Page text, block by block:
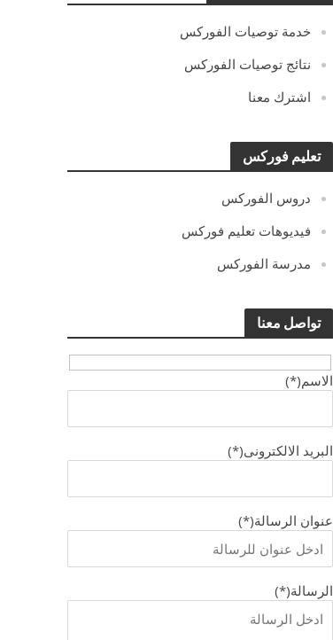
خدمة توصيات الفوركس
نتائج توصيات الفوركس
اشترك معنا
تعليم فوركس
دروس الفوركس
فيديوهات تعليم فوركس
مدرسة الفوركس
تواصل معنا
الاسم(*)
البريد الالكترونى(*)
عنوان الرسالة(*)
الرسالة(*)